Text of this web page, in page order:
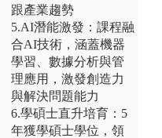
跟產業趨勢
5.AI潛能激發：課程融
合AI技術，涵蓋機器
學習、數據分析與管
理應用，激發創造力
與解決問題能力
6.學碩士直升培育：5
年獲學碩士學位，領